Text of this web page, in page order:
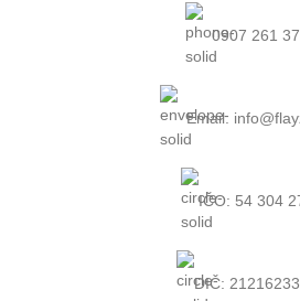
0907 261
Email:
IČO: 54 304
DIČ: